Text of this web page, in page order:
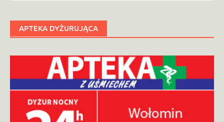
APTEKA DYŻURUJĄCA